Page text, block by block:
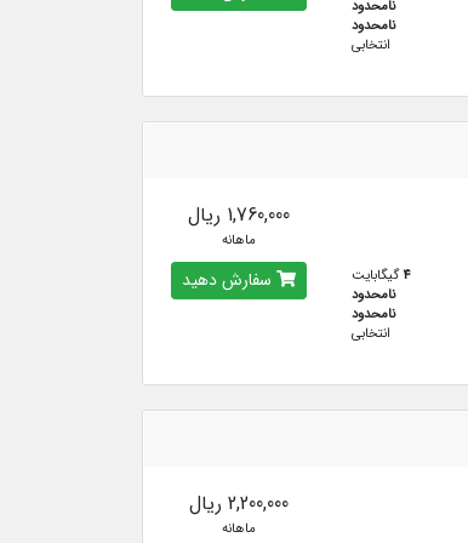
نامحدود
نامحدود
انتخابی
4گیگابایت
نامحدود
نامحدود
انتخابی
1,760,000 ریال
ماهانه
سفارش دهید
2,200,000 ریال
ماهانه